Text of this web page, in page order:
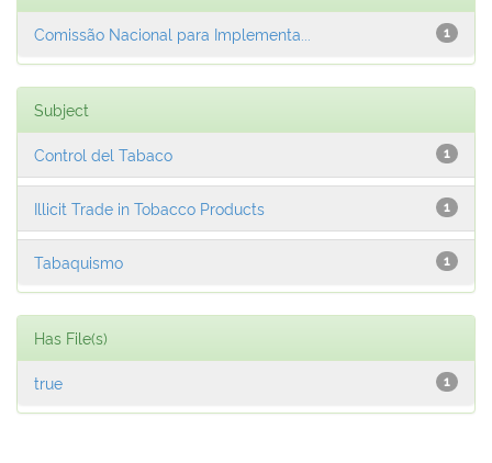
1
Comissão Nacional para Implementa...
Subject
1
Control del Tabaco
1
Illicit Trade in Tobacco Products
1
Tabaquismo
Has File(s)
1
true